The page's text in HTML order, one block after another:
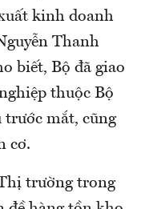
kinh doanh
Thanh
biết, Bộ đã giao
thuộc Bộ
trước mắt, cũng
cơ.
trường trong